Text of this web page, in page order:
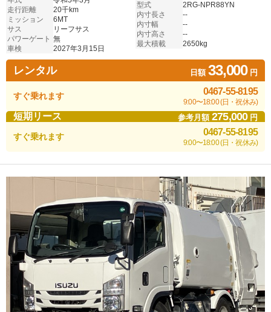
走行距離
20千km
ミッション
6MT
サス
リーフサス
パワーゲート 無
車検
2027年3月15日
型式
2RG-NPR88YN
内寸長さ
--
内寸幅
--
内寸高さ
--
最大積載
2650kg
レンタル 日額33,000円
すぐ乗れます 0467-55-8195
9:00〜18:00 (日・祝休み)
短期リース 参考月額275,000円
すぐ乗れます 0467-55-8195
9:00〜18:00 (日・祝休み)